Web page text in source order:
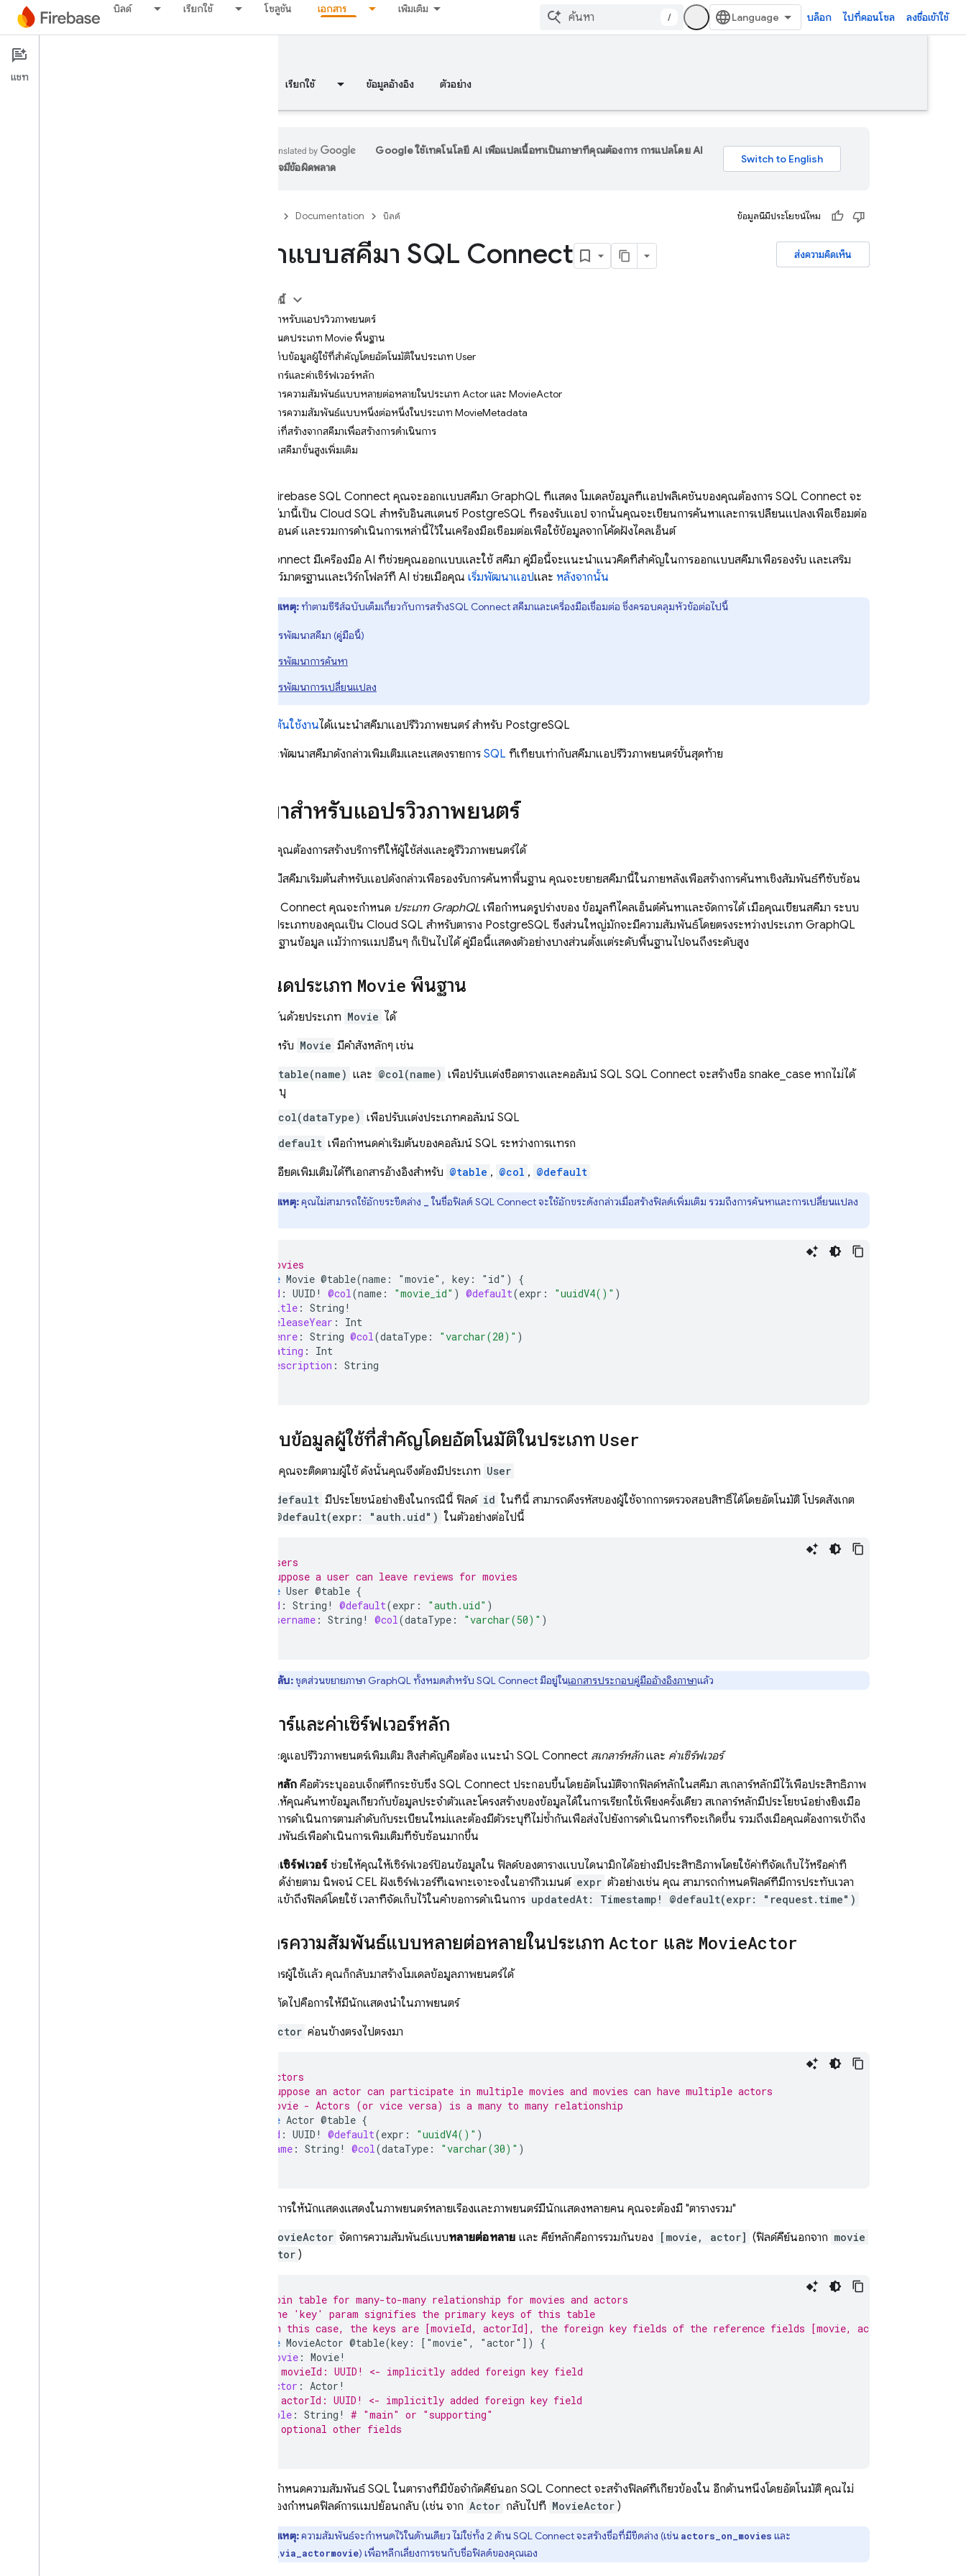
บิลด์ เรียกใช้ โซลูชัน เอกสาร เพิ่มเติม
/ บล็อก ไปที่คอนโซล ลงชื่อเข้าใช้
Documentation
ภาพรวม เรียกใช้ ข้อมูลอ้างอิง ตัวอย่าง
Google ใช้เทคโนโลยี AI เพื่อแปลเนื้อหาเป็นภาษาที่คุณต้องการ การแปลโดย AI
อาจมีข้อผิดพลาด
Documentation บิลด์ ข้อมูลนี้มีประโยชน์ไหม
ส่งความคิดเห็น
ออกแบบสคีมา SQL Connect
ในหน้านี้
สคีมาสำหรับแอปรีวิวภาพยนตร์
กำหนดประเภท Movie พื้นฐาน
จัดเก็บข้อมูลผู้ใช้ที่สำคัญโดยอัตโนมัติในประเภท User
สเกลาร์และค่าเซิร์ฟเวอร์หลัก
จัดการความสัมพันธ์แบบหลายต่อหลายในประเภท Actor และ MovieActor
จัดการความสัมพันธ์แบบหนึ่งต่อหนึ่งในประเภท MovieMetadata
ใช้ฟิลด์ที่สร้างจากสคีมาเพื่อสร้างการดำเนินการ
แนวคิดสคีมาขั้นสูงเพิ่มเติม
Firebase SQL Connect คุณจะออกแบบสคีมา GraphQL ที่แสดง โมเดลข้อมูลที่แอปพลิเคชันของคุณต้องการ SQL Connect จะ
แปลงสคีมานี้เป็น Cloud SQL สำหรับอินสแตนซ์ PostgreSQL ที่รองรับแอป จากนั้นคุณจะเขียนการค้นหาและการเปลี่ยนแปลงเพื่อเชื่อมต่อ
กับแบ็กเอนด์ และรวมการดำเนินการเหล่านี้ไว้ในเครื่องมือเชื่อมต่อเพื่อใช้ข้อมูลจากโค้ดฝั่งไคลเอ็นต์
SQL Connect มีเครื่องมือ AI ที่ช่วยคุณออกแบบและใช้ สคีมา คู่มือนี้จะแนะนำแนวคิดที่สำคัญในการออกแบบสคีมาเพื่อรองรับ และเสริม
เวิร์กโฟลว์มาตรฐานและเวิร์กโฟลว์ที่ AI ช่วยเมื่อคุณ เริ่มพัฒนาแอปและ หลังจากนั้น
หมายเหตุ: ทำตามซีรีส์ฉบับเต็มเกี่ยวกับการสร้างSQL Connectสคีมาและเครื่องมือเชื่อมต่อ ซึ่งครอบคลุมหัวข้อต่อไปนี้
การพัฒนาสคีมา (คู่มือนี้)
การพัฒนาการค้นหา
การพัฒนาการเปลี่ยนแปลง
เริ่มต้นใช้งานได้แนะนำสคีมาแอปรีวิวภาพยนตร์ สำหรับ PostgreSQL
คู่มือนี้จะพัฒนาสคีมาดังกล่าวเพิ่มเติมและแสดงรายการ SQL ที่เทียบเท่ากับสคีมาแอปรีวิวภาพยนตร์ขั้นสุดท้าย
สคีมาสำหรับแอปรีวิวภาพยนตร์
สมมติว่าคุณต้องการสร้างบริการที่ให้ผู้ใช้ส่งและดูรีวิวภาพยนตร์ได้
คุณต้องมีสคีมาเริ่มต้นสำหรับแอปดังกล่าวเพื่อรองรับการค้นหาพื้นฐาน คุณจะขยายสคีมานี้ในภายหลังเพื่อสร้างการค้นหาเชิงสัมพันธ์ที่ซับซ้อน
SQL Connect คุณจะกำหนด ประเภท GraphQL เพื่อกำหนดรูปร่างของ ข้อมูลที่ไคลเอ็นต์ค้นหาและจัดการได้ เมื่อคุณเขียนสคีมา ระบบ
จะแปลประเภทของคุณเป็น Cloud SQL สำหรับตาราง PostgreSQL ซึ่งส่วนใหญ่มักจะมีความสัมพันธ์โดยตรงระหว่างประเภท GraphQL
กับตารางฐานข้อมูล แม้ว่าการแมปอื่นๆ ก็เป็นไปได้ คู่มือนี้แสดงตัวอย่างบางส่วนตั้งแต่ระดับพื้นฐานไปจนถึงระดับสูง
กำหนดประเภท Movie พื้นฐาน
คุณเริ่มต้นด้วยประเภท Movie ได้
สคีมาสำหรับ Movie มีคำสั่งหลักๆ เช่น
@table(name) และ @col(name) เพื่อปรับแต่งชื่อตารางและคอลัมน์ SQL SQL Connect จะสร้างชื่อ snake_case หากไม่ได้
ระบุ
@col(dataType) เพื่อปรับแต่งประเภทคอลัมน์ SQL
@default เพื่อกำหนดค่าเริ่มต้นของคอลัมน์ SQL ระหว่างการแทรก
ดูรายละเอียดเพิ่มเติมได้ที่เอกสารอ้างอิงสำหรับ @table , @col , @default
หมายเหตุ:คุณไม่สามารถใช้อักขระขีดล่าง ในชื่อฟิลด์ SQL Connectจะใช้อักขระดังกล่าวเมื่อสร้างฟิลด์เพิ่มเติม รวมถึงการค้นหาและการเปลี่ยนแปลง
# Movies
type Movie @table(name: "movie" , key: "id")
{
id : UUID ! @col(name : "movie_id" ) @default(expr : "uuidV4()" )
title : String !
releaseYear :
Int
genre : String @col(dataType : "varchar(20)" )
rating :
Int
description : String
จัดเก็บข้อมูลผู้ใช้ที่สำคัญโดยอัตโนมัติในประเภท User
แอปของคุณจะติดตามผู้ใช้ ดังนั้นคุณจึงต้องมีประเภท User
@default มีประโยชน์อย่างยิ่งในกรณีนี้ ฟิลด์ id ในที่นี้ สามารถดึงรหัสของผู้ใช้จากการตรวจสอบสิทธิ์ได้โดยอัตโนมัติ โปรดสังเกต
@default(expr: "auth.uid") ในตัวอย่างต่อไปนี้
# Users
# Suppose a user can leave reviews for movies
type User @table {
id : String ! @default(expr : "auth.uid" )
username : String ! @col(dataType : "varchar(50)" )
เคล็ดลับ:ชุดส่วนขยายภาษา GraphQL ทั้งหมดสำหรับ SQL Connectมีอยู่ในเอกสารประกอบคู่มืออ้างอิงภาษาแล้ว
สเกลาร์และค่าเซิร์ฟเวอร์หลัก
ก่อนที่จะดูแอปรีวิวภาพยนตร์เพิ่มเติม สิ่งสำคัญคือต้อง แนะนำ SQL Connect สเกลาร์หลักและ ค่าเซิร์ฟเวอร์
สเกลาร์หลัก คือตัวระบุออบเจ็กต์ที่กระชับซึ่งSQL Connect ประกอบขึ้นโดยอัตโนมัติจากฟิลด์หลักในสคีมา สเกลาร์หลักมีไว้เพื่อประสิทธิภาพ
โดยช่วยให้คุณค้นหาข้อมูลเกี่ยวกับข้อมูลประจำตัวและโครงสร้างของข้อมูลได้ในการเรียกใช้เพียงครั้งเดียว สเกลาร์หลักมีประโยชน์อย่างยิ่งเมื่อ
คุณต้องการดำเนินการตามลำดับกับระเบียนใหม่และต้องมีตัวระบุที่ไม่ซ้ำกันเพื่อส่งไปยังการดำเนินการที่จะเกิดขึ้น รวมถึงเมื่อคุณต้องการเข้าถึง
คีย์เชิงสัมพันธ์เพื่อดำเนินการเพิ่มเติมที่ซับซ้อนมากขึ้น
ค่าเซิร์ฟเวอร์ช่วยให้คุณให้เซิร์ฟเวอร์ป้อนข้อมูลใน ฟิลด์ของตารางแบบไดนามิกได้อย่างมีประสิทธิภาพโดยใช้ค่าที่จัดเก็บไว้หรือค่าที่
คำนวณได้ง่ายตาม นิพจน์ CEL ฝั่งเซิร์ฟเวอร์ที่เฉพาะเจาะจงในอาร์กิวเมนต์ expr ตัวอย่างเช่น คุณ สามารถกำหนดฟิลด์ที่มีการประทับเวลา
เมื่อมีการเข้าถึงฟิลด์โดยใช้ เวลาที่จัดเก็บไว้ในคำขอการดำเนินการ updatedAt: Timestamp! @default(expr: "request.time")
จัดการความสัมพันธ์แบบหลายต่อหลายในประเภท Actor และ MovieActor
เมื่อจัดการผู้ใช้แล้ว คุณก็กลับมาสร้างโมเดลข้อมูลภาพยนตร์ได้
ขั้นตอนถัดไปคือการให้มีนักแสดงนำในภาพยนตร์
Actor ค่อนข้างตรงไปตรงมา
# Actors
# Suppose an actor can participate in multiple movies and movies can have multiple actors
# Movie - Actors (or vice versa) is a many to many relationship
type Actor @table {
id : UUID ! @default(expr : "uuidV4()" )
name : String ! @col(dataType : "varchar(30)" )
หากต้องการให้นักแสดงแสดงในภาพยนตร์หลายเรื่องและภาพยนตร์มีนักแสดงหลายคน คุณจะต้องมี "ตารางรวม"
MovieActor จัดการความสัมพันธ์แบบหลายต่อหลาย และ คีย์หลักคือการรวมกันของ [movie, actor] (ฟิลด์คีย์นอกจาก movie
actor )
# Join table for many-to-many relationship for movies and actors
# The 'key' param signifies the primary keys of this table
# In this case, the keys are [movieId, actorId], the foreign key fields of the reference fields [movie, actor]
type MovieActor @table(key: ["movie" , "actor"])
{
movie : Movie!
# movieId: UUID! <- implicitly added foreign key field
actor : Actor !
# actorId: UUID! <- implicitly added foreign key field
role : String !
# "main" or "supporting"
# optional other fields
เมื่อคุณกำหนดความสัมพันธ์ SQL ในตารางที่มีข้อจำกัดคีย์นอก SQL Connect จะสร้างฟิลด์ที่เกี่ยวข้องใน อีกด้านหนึ่งโดยอัตโนมัติ คุณไม่
จำเป็นต้องกำหนดฟิลด์การแมปย้อนกลับ (เช่น จาก Actor กลับไปที่ MovieActor )
หมายเหตุ:ความสัมพันธ์จะกำหนดไว้ในด้านเดียว ไม่ใช่ทั้ง 2 ด้านSQL Connectจะสร้างชื่อที่มีขีดล่าง (เช่น actors_on_movies และ
actors_via_actormovie) เพื่อหลีกเลี่ยงการชนกับชื่อฟิลด์ของคุณเอง
แชท